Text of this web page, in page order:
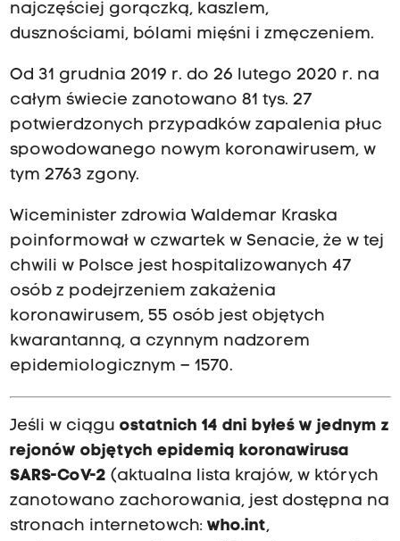
najczęściej gorączką, kaszlem,
dusznościami, bólami mięśni i zmęczeniem.
Od 31 grudnia 2019 r. do 26 lutego 2020 r. na
całym świecie zanotowano 81 tys. 27
potwierdzonych przypadków zapalenia płuc
spowodowanego nowym koronawirusem, w
tym 2763 zgony.
Wiceminister zdrowia Waldemar Kraska
poinformował w czwartek w Senacie, że w tej
chwili w Polsce jest hospitalizowanych 47
osób z podejrzeniem zakażenia
koronawirusem, 55 osób jest objętych
kwarantanną, a czynnym nadzorem
epidemiologicznym – 1570.
Jeśli w ciągu ostatnich 14 dni byłeś w jednym z
rejonów objętych epidemią koronawirusa
SARS-CoV-2 (aktualna lista krajów, w których
zanotowano zachorowania, jest dostępna na
stronach internetowch:who.int,